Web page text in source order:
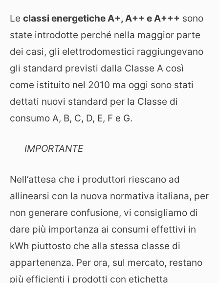
Le classi energetiche A+, A++ e A+++ sono
state introdotte perché nella maggior parte
dei casi, gli elettrodomestici raggiungevano
gli standard previsti dalla Classe A così
come istituito nel 2010 ma oggi sono stati
dettati nuovi standard per la Classe di
consumo A, B, C, D, E, F e G.
IMPORTANTE
Nell’attesa che i produttori riescano ad
allinearsi con la nuova normativa italiana, per
non generare confusione, vi consigliamo di
dare più importanza ai consumi effettivi in
kWh piuttosto che alla stessa classe di
appartenenza. Per ora, sul mercato, restano
più efficienti i prodotti con etichetta